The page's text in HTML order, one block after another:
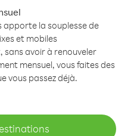
apporte la souplesse de
et mobiles
avoir à renouveler
mensuel, vous faites des
vous passez déjà.